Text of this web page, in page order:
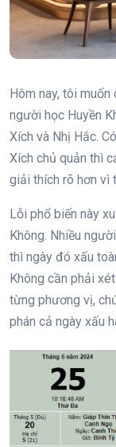
Hôm nay, tôi
người học Huyền
Xích và Nhị Hắc.
Xích chủ quản thì
giải thích rõ hơn vì
Lỗi phổ biến này
Không. Nhiều
thì ngày đó xấu
Không cần phải
từng phương vị,
phán cả ngày xấu